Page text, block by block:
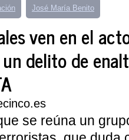
José María Benito
ven en el
delito de
se reúna un